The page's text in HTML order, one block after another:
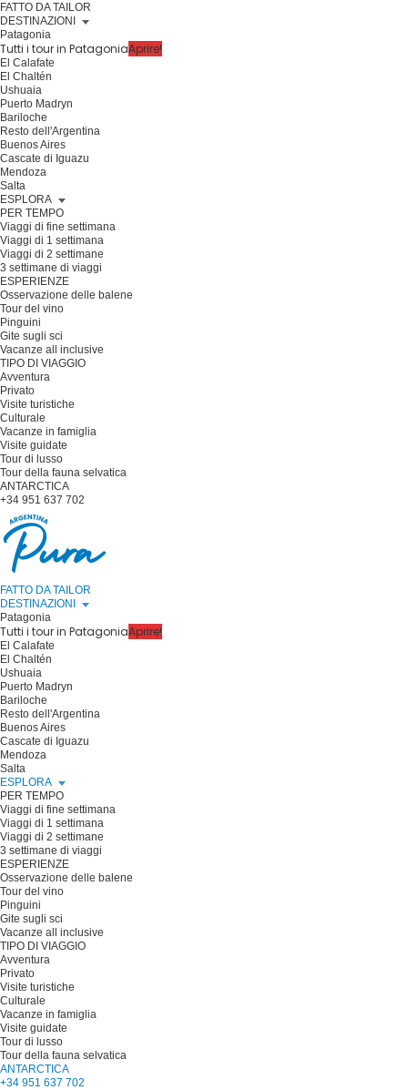
FATTO DA TAILOR
DESTINAZIONI
Patagonia
Tutti i tour in PatagoniaAprire!
El Calafate
El Chaltén
Ushuaia
Puerto Madryn
Bariloche
Resto dell'Argentina
Buenos Aires
Cascate di Iguazu
Mendoza
Salta
ESPLORA
PER TEMPO
Viaggi di fine settimana
Viaggi di 1 settimana
Viaggi di 2 settimane
3 settimane di viaggi
ESPERIENZE
Osservazione delle balene
Tour del vino
Pinguini
Gite sugli sci
Vacanze all inclusive
TIPO DI VIAGGIO
Avventura
Privato
Visite turistiche
Culturale
Vacanze in famiglia
Visite guidate
Tour di lusso
Tour della fauna selvatica
ANTARCTICA
+34 951 637 702
FATTO DA TAILOR
DESTINAZIONI
Patagonia
Tutti i tour in PatagoniaAprire!
El Calafate
El Chaltén
Ushuaia
Puerto Madryn
Bariloche
Resto dell'Argentina
Buenos Aires
Cascate di Iguazu
Mendoza
Salta
ESPLORA
PER TEMPO
Viaggi di fine settimana
Viaggi di 1 settimana
Viaggi di 2 settimane
3 settimane di viaggi
ESPERIENZE
Osservazione delle balene
Tour del vino
Pinguini
Gite sugli sci
Vacanze all inclusive
TIPO DI VIAGGIO
Avventura
Privato
Visite turistiche
Culturale
Vacanze in famiglia
Visite guidate
Tour di lusso
Tour della fauna selvatica
ANTARCTICA
+34 951 637 702